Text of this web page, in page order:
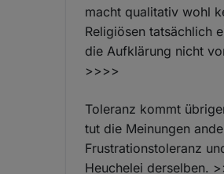
macht qualitativ wohl
Religiösen tatsächlich
die Aufklärung nicht
>>>>
Toleranz kommt
tut die Meinungen
Frustrationstoleranz
Heuchelei derselben.